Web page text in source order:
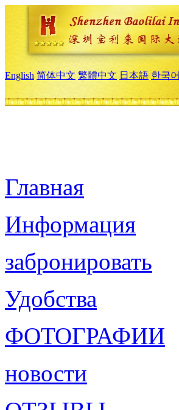
English 简体中文 繁體中文 日本語 한국어
Главная
Информация
забронировать
Удобства
ФОТОГРАФИИ
новости